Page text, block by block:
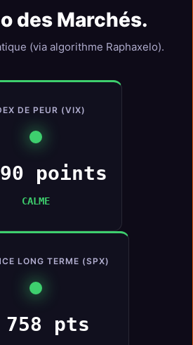
des Marchés.
(via algorithme Raphaxelo).
DE PEUR (VIX)
points
CALME
LONG TERME (SPX)
758 pts